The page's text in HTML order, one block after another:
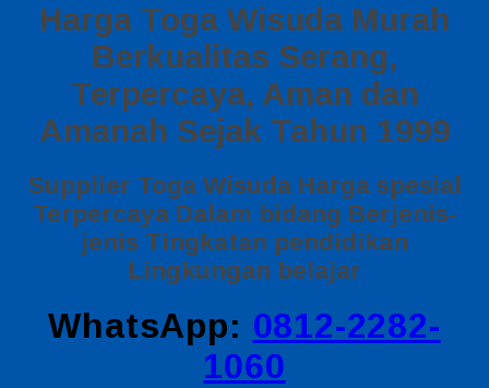
Harga Toga Wisuda Murah
Berkualitas Serang,
Terpercaya, Aman dan
Amanah Sejak Tahun 1999
Supplier Toga Wisuda Harga spesial
Terpercaya Dalam bidang Berjenis-
jenis Tingkatan pendidikan
Lingkungan belajar
WhatsApp: 0812-2282-
1060